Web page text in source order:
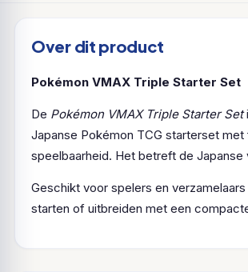
Over dit product
Pokémon VMAX Triple Starter Set
De Pokémon VMAX Triple Starter Set
Japanse Pokémon TCG starterset
speelbaarheid. Het betreft de Japanse
Geschikt voor spelers en verzamelaars
starten of uitbreiden met een